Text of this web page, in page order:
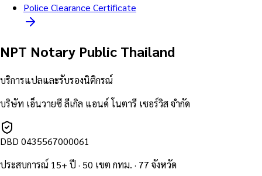
Police Clearance Certificate
NPT Notary Public Thailand
บริการแปลและรับรองนิติกรณ์
บริษัท เอ็นวายซี ลีเกิล แอนด์ โนตารี เซอร์วิส จำกัด
DBD 0435567000061
ประสบการณ์ 15+ ปี · 50 เขต กทม. · 77 จังหวัด